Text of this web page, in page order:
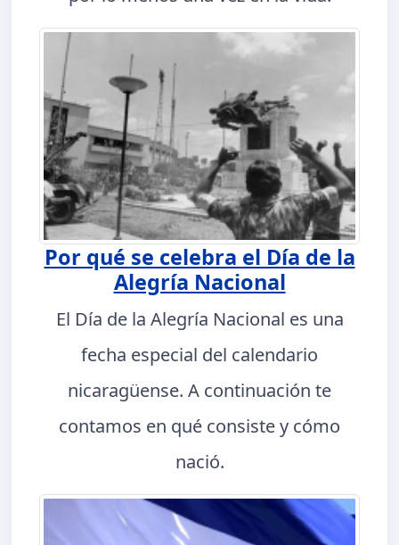
Por qué se celebra el Día de la
Alegría Nacional
El Día de la Alegría Nacional es una
fecha especial del calendario
nicaragüense. A continuación te
contamos en qué consiste y cómo
nació.